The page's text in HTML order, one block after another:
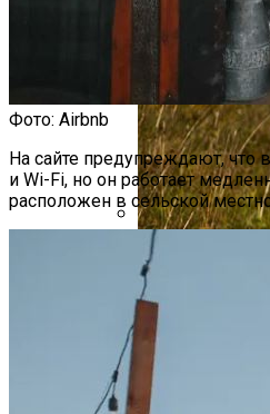
Минфин За
Бирже
Долларовые
Фото: Airbnb
На сайте предупреждают, что
и Wi-Fi, но он работает
расположен в сельской